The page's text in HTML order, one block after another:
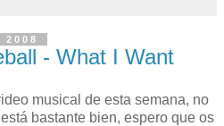
- What I Want
musical de esta semana, no
bastante bien, espero que os